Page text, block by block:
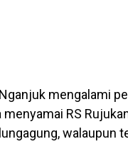
mengalami
RS
walaupun